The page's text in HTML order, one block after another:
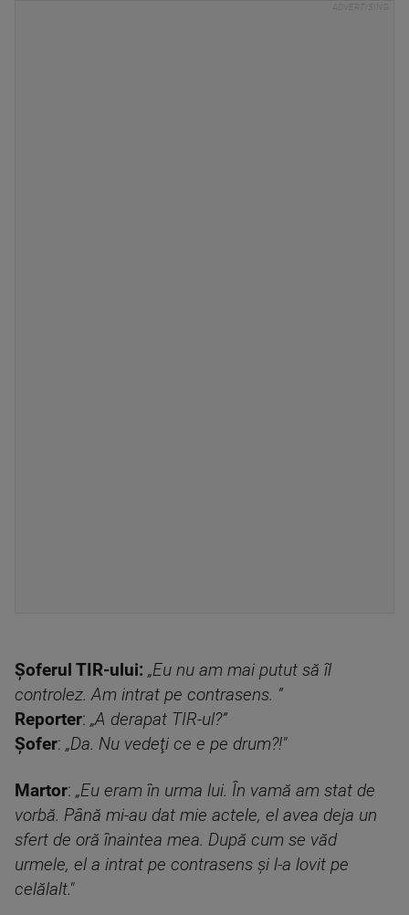
Șoferul TIR-ului: „Eu nu am mai putut să îl
controlez. Am intrat pe contrasens. ”
Reporter: „A derapat TIR-ul?”
Șofer: „Da. Nu vedeţi ce e pe drum?!"
Martor: „Eu eram în urma lui. În vamă am stat de
vorbă. Până mi-au dat mie actele, el avea deja un
sfert de oră înaintea mea. După cum se văd
urmele, el a intrat pe contrasens şi l-a lovit pe
celălalt."